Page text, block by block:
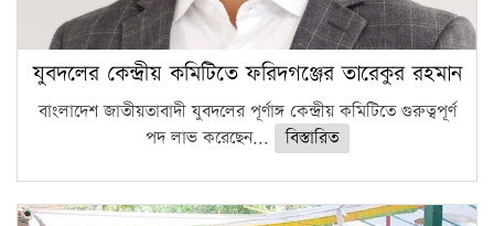
যুবদলের কেন্দ্রীয় কমিটিতে ফরিদগঞ্জের তারেকুর রহমান
বাংলাদেশ জাতীয়তাবাদী যুবদলের পূর্ণাঙ্গ কেন্দ্রীয় কমিটিতে গুরুত্বপূর্ণ
পদ লাভ করেছেন...
বিস্তারিত